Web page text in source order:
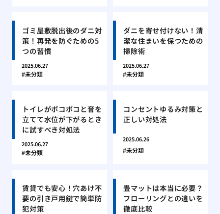
ゴミ屋敷脱出後のダニ対
策！再発を防ぐための5
つの習慣
2025.06.27
未分類
ダニを寄せ付けない！清
潔な住まいを保つための
掃除術
2025.06.27
未分類
トイレがポコポコと音を
立てて水位が下がるとき
に試すべき対処法
2025.06.27
未分類
コンセントゆるみ対策と
正しい対処法
2025.06.26
未分類
賃貸でも安心！穴あけ不
要の引き戸用鍵で簡単防
犯対策
畳マットは本当に必要？
フローリングとの違いを
徹底比較